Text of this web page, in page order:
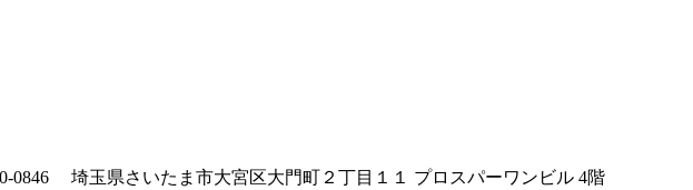
0846 埼玉県さいたま市大宮区大門町２丁目１１ プロスパーワンビル 4階